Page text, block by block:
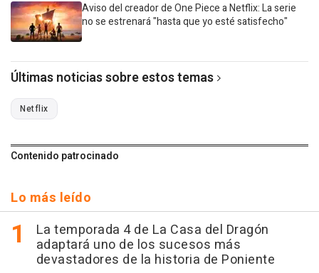
Aviso del creador de One Piece a Netflix: La serie
no se estrenará "hasta que yo esté satisfecho"
Últimas noticias sobre estos temas
Netflix
Contenido patrocinado
Lo más leído
La temporada 4 de La Casa del Dragón
adaptará uno de los sucesos más
devastadores de la historia de Poniente